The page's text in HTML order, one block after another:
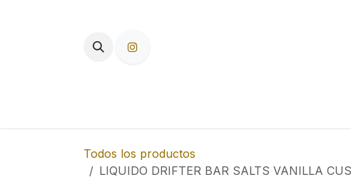
Todos los productos
LIQUIDO DRIFTER BAR SALTS VANILLA